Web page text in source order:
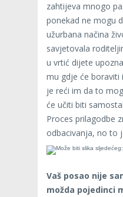
zahtijeva mnogo
ponekad ne mogu
užurbana načina
savjetovala
u vrtić dijete
mu gdje će boraviti
je reći im da to
će učiti biti
Proces prilagodbe
odbacivanja, no to
Vaš posao nije
možda pojedinci